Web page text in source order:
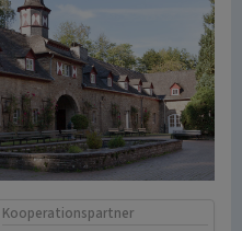
Kooperationspartner